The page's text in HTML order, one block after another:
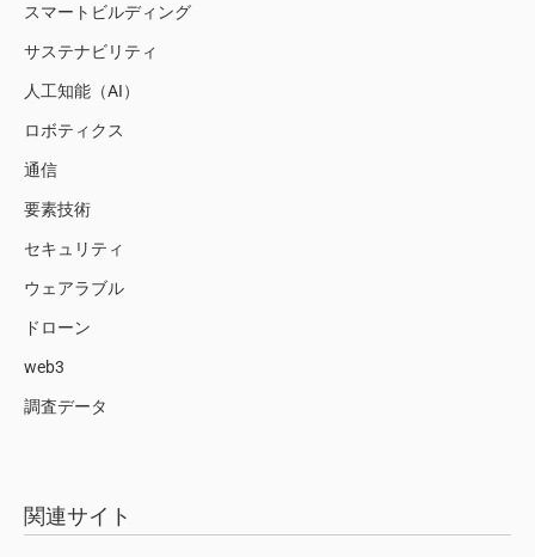
スマートビルディング
サステナビリティ
人工知能（AI）
ロボティクス
通信
要素技術
セキュリティ
ウェアラブル
ドローン
web3
調査データ
関連サイト